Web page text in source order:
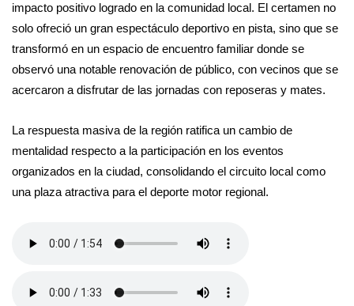
impacto positivo logrado en la comunidad local. El certamen no
solo ofreció un gran espectáculo deportivo en pista, sino que se
transformó en un espacio de encuentro familiar donde se
observó una notable renovación de público, con vecinos que se
acercaron a disfrutar de las jornadas con reposeras y mates.
La respuesta masiva de la región ratifica un cambio de
mentalidad respecto a la participación en los eventos
organizados en la ciudad, consolidando el circuito local como
una plaza atractiva para el deporte motor regional.